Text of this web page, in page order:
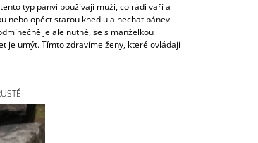
typ pánví používají muži, co rádi vaří a
nebo opéct starou knedlu a nechat pánev
je ale nutné, se s manželkou
je umýt. Tímto zdravíme ženy, které ovládají